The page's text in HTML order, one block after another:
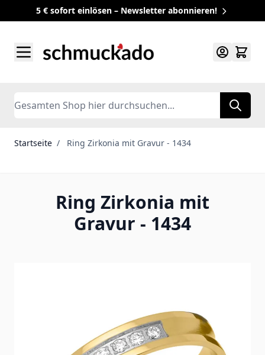
5 € sofort einlösen – Newsletter abonnieren!
Search
Startseite / Ring Zirkonia mit Gravur - 1434
Ring Zirkonia mit
Gravur - 1434